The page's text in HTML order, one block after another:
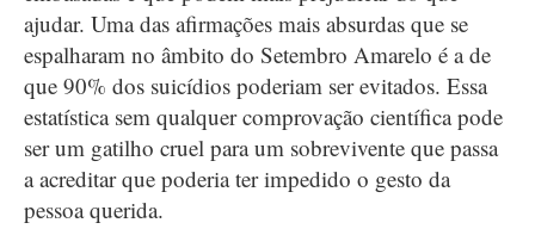
ajudar. Uma das afirmações mais absurdas que se
espalharam no âmbito do Setembro Amarelo é a de
que 90% dos suicídios poderiam ser evitados. Essa
estatística sem qualquer comprovação científica pode
ser um gatilho cruel para um sobrevivente que passa
a acreditar que poderia ter impedido o gesto da
pessoa querida.